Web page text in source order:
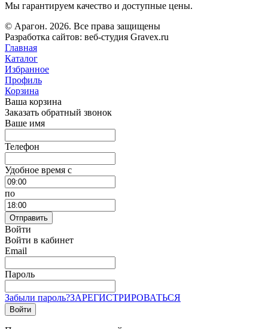
Мы гарантируем качество и доступные цены.
© Арагон. 2026. Все права защищены
Разработка сайтов: веб-студия Gravex.ru
Главная
Каталог
Избранное
Профиль
Корзина
Ваша корзина
Заказать обратный звонок
Ваше имя
Телефон
Удобное время c
по
Отправить
Войти
Войти в кабинет
Email
Пароль
Забыли пароль?ЗАРЕГИСТРИРОВАТЬСЯ
Войти